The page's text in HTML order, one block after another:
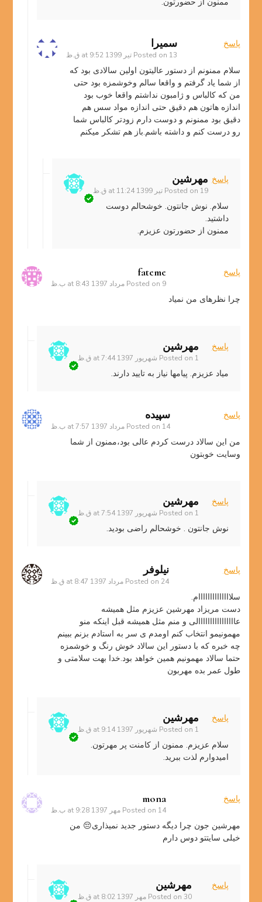
سمیرا
Posted on 13 تیر 1399 at 9:52 ق.ظ
پاسخ
سلام ممنونم از دستور عالیتون اولین سالادی بود که
از شما یاد گرفتم و واقعا سالم وخوشمزه بود حتی
من که کالباس و ژامبون نداشتم واقعا خوب بود
اندازه هاتون هم دقیق حتی اندازه مواد سس هم
دقیق بود ممنونم و دوست دارم زودتر کالباس شما
رو درست کنم و داشته باشم.باز هم تشکر میکنم
مهرشین
Posted on 19 تیر 1399 at 11:24 ق.ظ
پاسخ
سلام. نوش جانتون. خوشحالم دوست
داشتید.
ممنون از حضورتون عزیزم.
fateme
Posted on 9 مرداد 1397 at 8:43 ب.ظ
پاسخ
چرا نظرهای من نمیاد
مهرشین
Posted on 1 شهریور 1397 at 7:44 ق.ظ
پاسخ
میاد عزیزم. پیامها نیاز به تایید دارند.
سپیده
Posted on 14 مرداد 1397 at 7:57 ب.ظ
پاسخ
من این سالاد درست کردم عالی بود،ممنون از شما
وسایت خوبتون
مهرشین
Posted on 1 شهریور 1397 at 7:54 ق.ظ
پاسخ
نوش جانتون . خوشحالم راضی بودید.
نیلوفر
Posted on 24 مرداد 1397 at 8:47 ق.ظ
پاسخ
سلاااااااااااااام.
دست مریزاد مهرشین عزیزم مثل همیشه
عاااااااااااااااالی و منم مثل همیشه قبل اینکه منو
مهمونیمو انتخاب کنم اومدم ی سر به استادم بزنم ببینم
چه خبره که با دستور این سالاد خوش رنگ و خوشمزه
حتما سالاد مهمونیم همین خواهد بود.خدا بهت سلامتی و
طول عمر بده مهربون
مهرشین
Posted on 1 شهریور 1397 at 9:14 ق.ظ
پاسخ
سلام عزیزم. ممنون از کامنت پر مهرتون.
امیدوارم لذت ببرید.
mona
Posted on 14 مهر 1397 at 9:28 ب.ظ
پاسخ
مهرشین جون چرا دیگه دستور جدید نمیذاری😔 من
خیلی سایتتو دوس دارم
مهرشین
Posted on 30 مهر 1397 at 8:02 ق.ظ
پاسخ